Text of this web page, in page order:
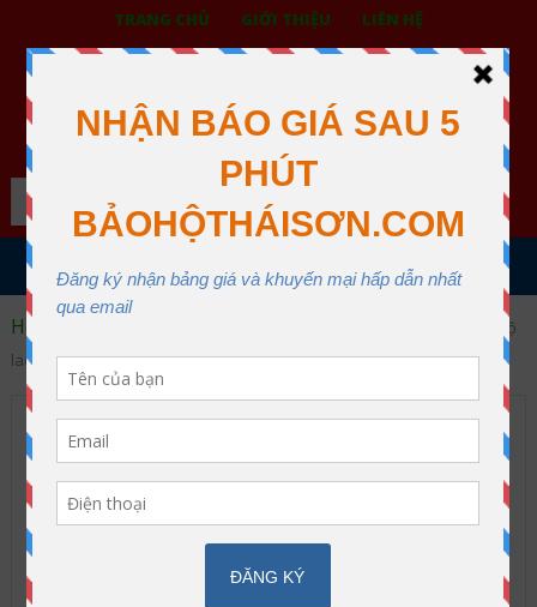
TRANG CHỦ GIỚI THIỆU LIÊN HỆ
BẢO HỘ LAO ĐỘNG THÁI SƠN
XƯỞNG MAY THÁI SƠN QUẬN 12
Search
MENU
Home
M06 – Quần áo bảo hộ
lao động phối màu đen trắng